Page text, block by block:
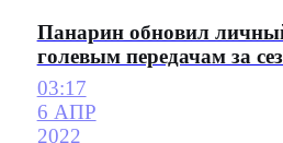
Панарин обновил
голевым передачам за
03:17
6 АПР
2022